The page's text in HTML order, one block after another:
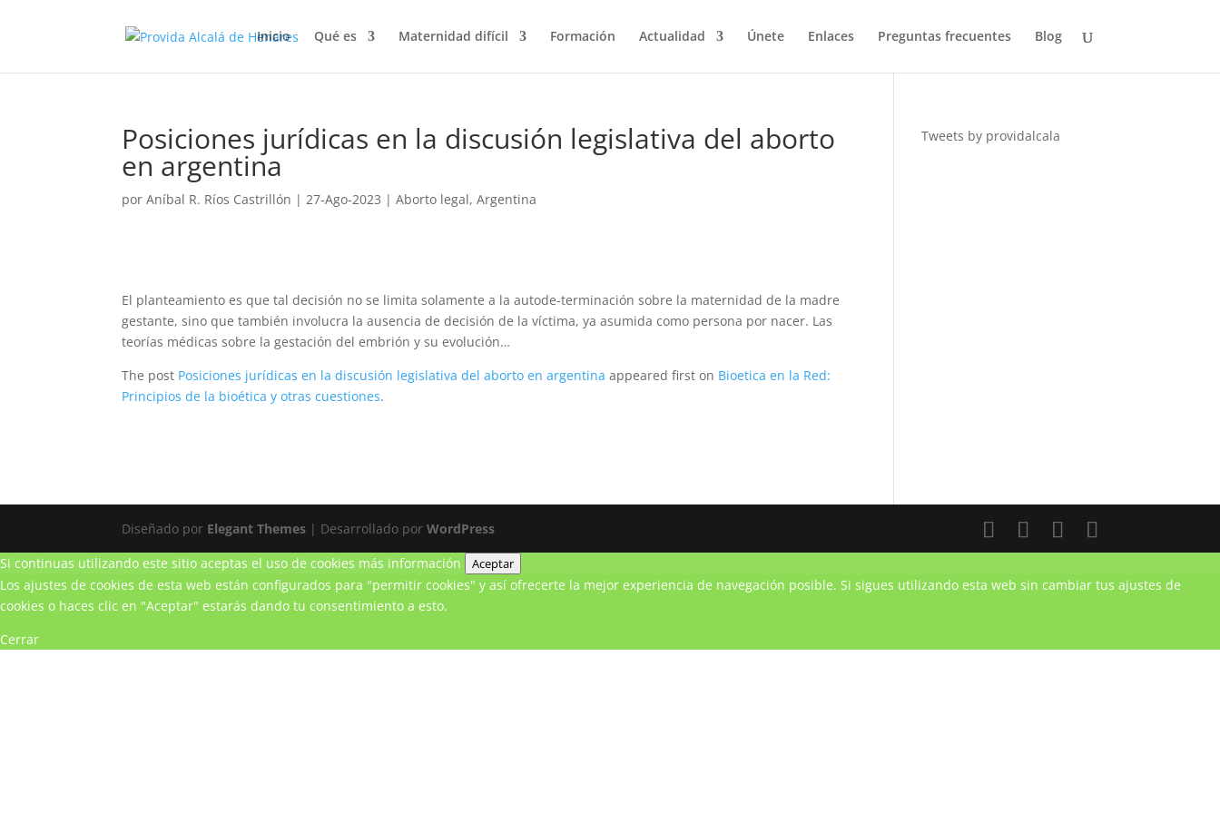
Inicio Qué es Maternidad difícil Formación Actualidad Únete Enlaces Preguntas frecuentes Blog
Posiciones jurídicas en la discusión legislativa del aborto
en argentina
porAníbal R. Ríos Castrillón |27-Ago-2023 |Aborto legal,Argentina
El planteamiento es que tal decisión no se limita solamente a la autode-terminación sobre la maternidad de la madre
gestante, sino que también involucra la ausencia de decisión de la víctima, ya asumida como persona por nacer. Las
teorías médicas sobre la gestación del embrión y su evolución…
The post Posiciones jurídicas en la discusión legislativa del aborto en argentina appeared first on Bioetica en la Red:
Principios de la bioética y otras cuestiones.
Tweets by providalcala
Diseñado por Elegant Themes | Desarrollado porWordPress
Si continuas utilizando este sitio aceptas el uso de cookies más información Aceptar
Los ajustes de cookies de esta web están configurados para "permitir cookies" y así ofrecerte la mejor experiencia de navegación posible. Si sigues utilizando esta web sin cambiar tus ajustes de
cookies o haces clic en "Aceptar" estarás dando tu consentimiento a esto.
Cerrar